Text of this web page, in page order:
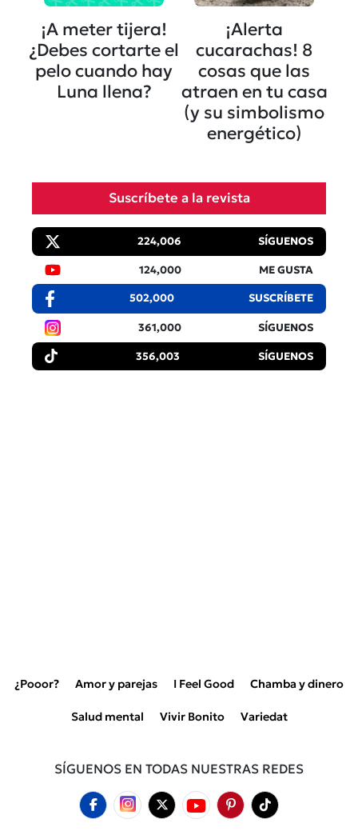
¡A meter tijera!
¿Debes cortarte el
pelo cuando hay
Luna llena?
¡Alerta
cucarachas! 8
cosas que las
atraen en tu casa
(y su simbolismo
energético)
Suscríbete a la revista
224,006 SÍGUENOS
124,000 ME GUSTA
502,000 SUSCRÍBETE
361,000 SÍGUENOS
356,003 SÍGUENOS
¿Pooor? Amor y parejas I Feel Good Chamba y dinero
Salud mental Vivir Bonito Variedat
SÍGUENOS EN TODAS NUESTRAS REDES